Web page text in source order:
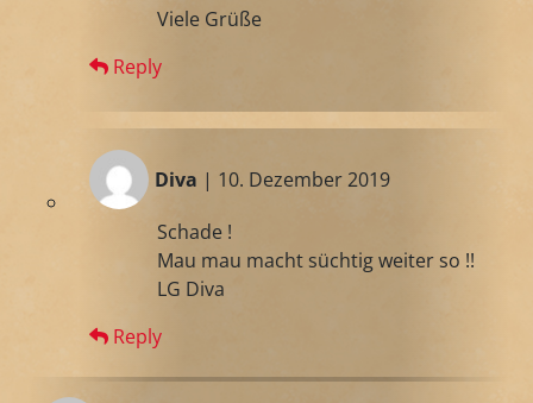
Viele Grüße
Reply
Diva | 10. Dezember 2019
Schade !
Mau mau macht süchtig weiter so !!
LG Diva
Reply